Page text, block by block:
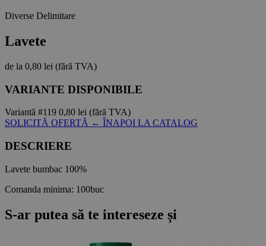
Diverse Delimitare
Lavete
de la 0,80 lei (fără TVA)
VARIANTE DISPONIBILE
Variantă #119 0,80 lei (fără TVA)
SOLICITĂ OFERTĂ ← ÎNAPOI LA CATALOG
DESCRIERE
Lavete bumbac 100%
Comanda minima: 100buc
S-ar putea să te intereseze și